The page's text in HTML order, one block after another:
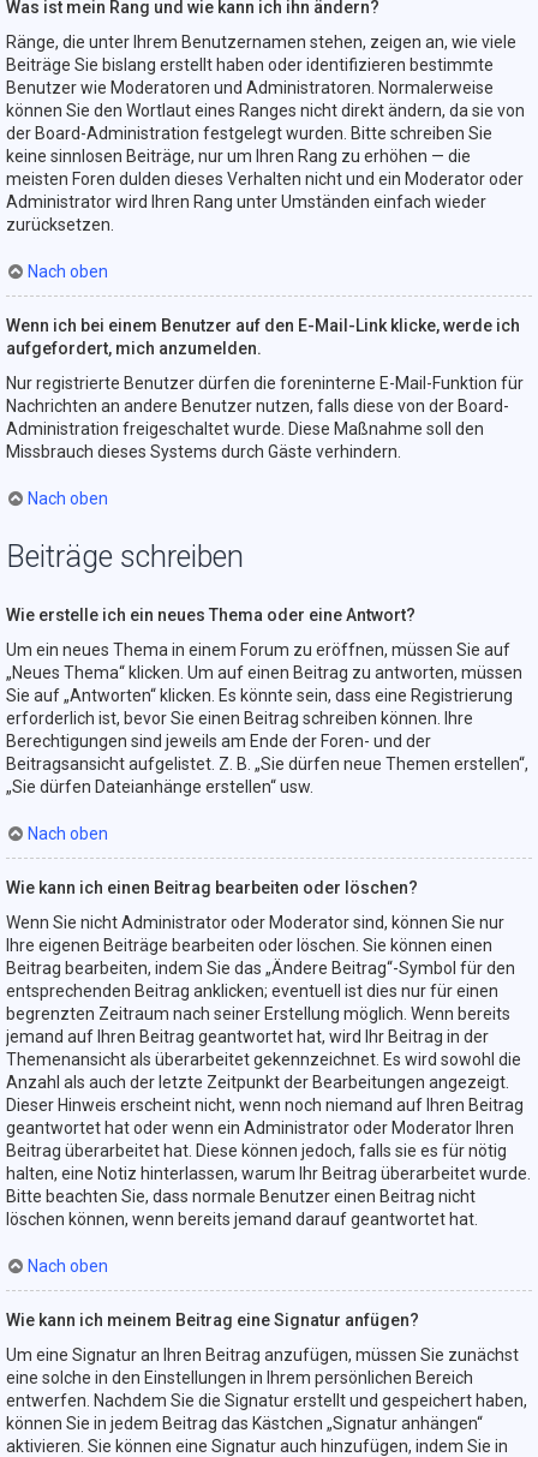
Was ist mein Rang und wie kann ich ihn ändern?
Ränge, die unter Ihrem Benutzernamen stehen, zeigen an, wie viele
Beiträge Sie bislang erstellt haben oder identifizieren bestimmte
Benutzer wie Moderatoren und Administratoren. Normalerweise
können Sie den Wortlaut eines Ranges nicht direkt ändern, da sie von
der Board-Administration festgelegt wurden. Bitte schreiben Sie
keine sinnlosen Beiträge, nur um Ihren Rang zu erhöhen — die
meisten Foren dulden dieses Verhalten nicht und ein Moderator oder
Administrator wird Ihren Rang unter Umständen einfach wieder
zurücksetzen.
Nach oben
Wenn ich bei einem Benutzer auf den E-Mail-Link klicke, werde ich
aufgefordert, mich anzumelden.
Nur registrierte Benutzer dürfen die foreninterne E-Mail-Funktion für
Nachrichten an andere Benutzer nutzen, falls diese von der Board-
Administration freigeschaltet wurde. Diese Maßnahme soll den
Missbrauch dieses Systems durch Gäste verhindern.
Nach oben
Beiträge schreiben
Wie erstelle ich ein neues Thema oder eine Antwort?
Um ein neues Thema in einem Forum zu eröffnen, müssen Sie auf
„Neues Thema“ klicken. Um auf einen Beitrag zu antworten, müssen
Sie auf „Antworten“ klicken. Es könnte sein, dass eine Registrierung
erforderlich ist, bevor Sie einen Beitrag schreiben können. Ihre
Berechtigungen sind jeweils am Ende der Foren- und der
Beitragsansicht aufgelistet. Z. B. „Sie dürfen neue Themen erstellen“,
„Sie dürfen Dateianhänge erstellen“ usw.
Nach oben
Wie kann ich einen Beitrag bearbeiten oder löschen?
Wenn Sie nicht Administrator oder Moderator sind, können Sie nur
Ihre eigenen Beiträge bearbeiten oder löschen. Sie können einen
Beitrag bearbeiten, indem Sie das „Ändere Beitrag“-Symbol für den
entsprechenden Beitrag anklicken; eventuell ist dies nur für einen
begrenzten Zeitraum nach seiner Erstellung möglich. Wenn bereits
jemand auf Ihren Beitrag geantwortet hat, wird Ihr Beitrag in der
Themenansicht als überarbeitet gekennzeichnet. Es wird sowohl die
Anzahl als auch der letzte Zeitpunkt der Bearbeitungen angezeigt.
Dieser Hinweis erscheint nicht, wenn noch niemand auf Ihren Beitrag
geantwortet hat oder wenn ein Administrator oder Moderator Ihren
Beitrag überarbeitet hat. Diese können jedoch, falls sie es für nötig
halten, eine Notiz hinterlassen, warum Ihr Beitrag überarbeitet wurde.
Bitte beachten Sie, dass normale Benutzer einen Beitrag nicht
löschen können, wenn bereits jemand darauf geantwortet hat.
Nach oben
Wie kann ich meinem Beitrag eine Signatur anfügen?
Um eine Signatur an Ihren Beitrag anzufügen, müssen Sie zunächst
eine solche in den Einstellungen in Ihrem persönlichen Bereich
entwerfen. Nachdem Sie die Signatur erstellt und gespeichert haben,
können Sie in jedem Beitrag das Kästchen „Signatur anhängen“
aktivieren. Sie können eine Signatur auch hinzufügen, indem Sie in